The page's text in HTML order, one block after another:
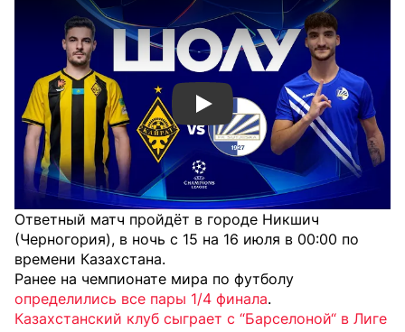
Смотреть видео YouTube
Ответный матч пройдёт в городе Никшич
(Черногория), в ночь с 15 на 16 июля в 00:00 по
времени Казахстана.
Ранее на чемпионате мира по футболу
определились все пары 1/4 финала.
Казахстанский клуб сыграет с “Барселоной“ в Лиге